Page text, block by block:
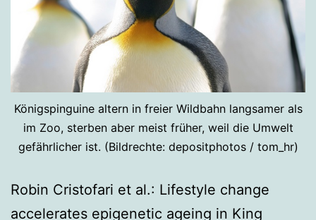
Königspinguine altern in freier Wildbahn langsamer als
im Zoo, sterben aber meist früher, weil die Umwelt
gefährlicher ist. (Bildrechte: depositphotos / tom_hr)
Robin Cristofari et al.: Lifestyle change
accelerates epigenetic ageing in King